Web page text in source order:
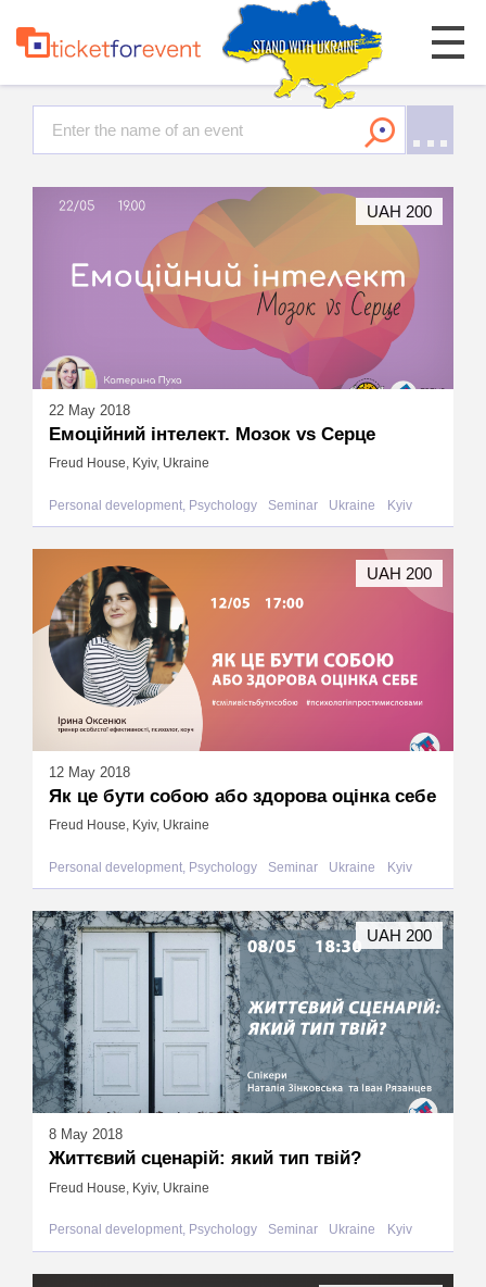
22 May 2018
Емоційний інтелект. Мозок vs Серце
Freud House, Kyiv, Ukraine
Personal development, Psychology Seminar Ukraine Kyiv
UAH 200
12 May 2018
Як це бути собою або здорова оцінка себе
Freud House, Kyiv, Ukraine
Personal development, Psychology Seminar Ukraine Kyiv
UAH 200
8 May 2018
Життєвий сценарій: який тип твій?
Freud House, Kyiv, Ukraine
Personal development, Psychology Seminar Ukraine Kyiv
UAH 200